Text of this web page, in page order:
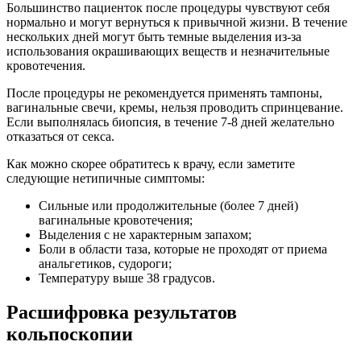
Большинство пациенток после процедуры чувствуют себя
нормально и могут вернуться к привычной жизни. В течение
нескольких дней могут быть темные выделения из-за
использования окрашивающих веществ и незначительные
кровотечения.
После процедуры не рекомендуется применять тампоны,
вагинальные свечи, кремы, нельзя проводить спринцевание.
Если выполнялась биопсия, в течение 7-8 дней желательно
отказаться от секса.
Как можно скорее обратитесь к врачу, если заметите
следующие нетипичные симптомы:
Сильные или продолжительные (более 7 дней)
вагинальные кровотечения;
Выделения с не характерным запахом;
Боли в области таза, которые не проходят от приема
анальгетиков, судороги;
Температуру выше 38 градусов.
Расшифровка результатов
кольпоскопии